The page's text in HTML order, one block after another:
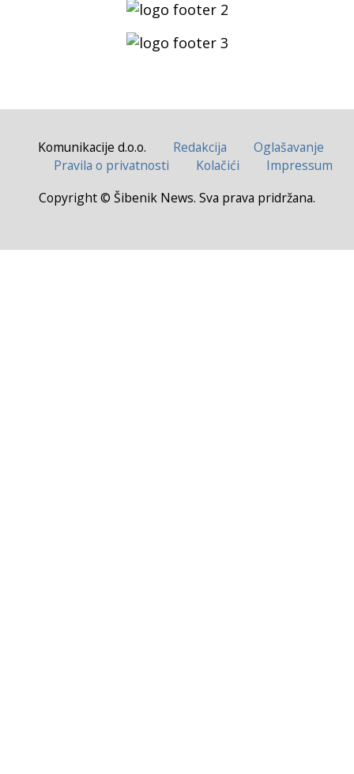
Komunikacije d.o.o. Redakcija
Oglašavanje
Pravila o privatnosti
Kolačići
Impressum
Copyright © Šibenik News. Sva prava pridržana.